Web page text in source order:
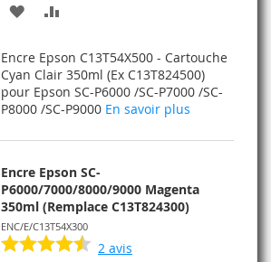
AJOUTER
MA
LISTE
D’ENVIE
COMPARATEUR
Encre Epson C13T54X500 - Cartouche
Cyan Clair 350ml (Ex C13T824500)
pour Epson SC-P6000 /SC-P7000 /SC-
P8000 /SC-P9000 En savoir plus
Encre Epson SC-
P6000/7000/8000/9000 Magenta
350ml (Remplace C13T824300)
ENC/E/C13T54X300
2 avis